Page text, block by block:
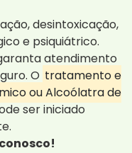
desintoxicação,
e psiquiátrico.
atendimento
O tratamento e
ou Alcoólatra de
ser iniciado